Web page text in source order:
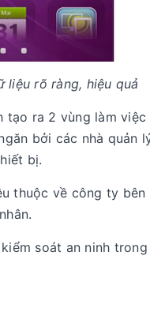
liệu rõ ràng, hiệu quả
tạo ra 2 vùng làm
bởi các nhà quản
bị.
thuộc về công ty
soát an ninh